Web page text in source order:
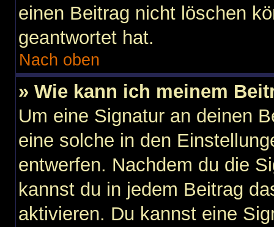
einen Beitrag nicht löschen
geantwortet hat.
Nach oben
» Wie kann ich meinem
Um eine Signatur an deinen
eine solche in den
entwerfen. Nachdem du die
kannst du in jedem Beitrag
aktivieren. Du kannst eine